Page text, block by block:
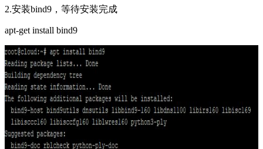
2.安装bind9，等待安装完成
apt-get install bind9